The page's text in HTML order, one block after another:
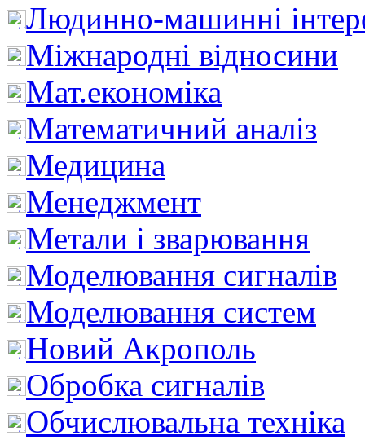
Людинно-машинні
Міжнародні відносини
Мат.економіка
Математичний аналіз
Медицина
Менеджмент
Метали і зварювання
Моделювання сигналів
Моделювання систем
Новий Акрополь
Обробка сигналів
Обчислювальна техніка